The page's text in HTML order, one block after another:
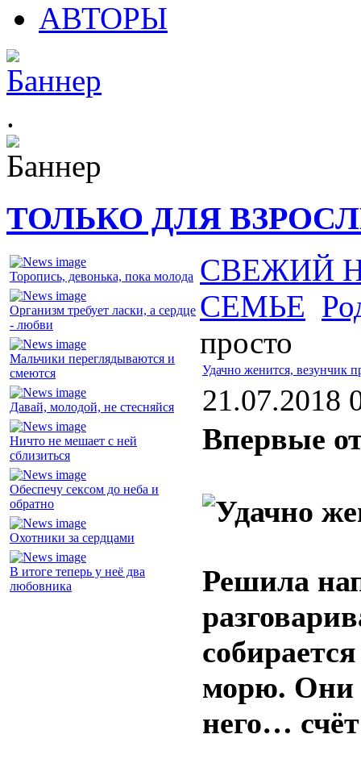
АВТОРЫ
.
ТОЛЬКО ДЛЯ
Торопись, девонька, пока молода
Организм требует ласки, а сердце
- любви
Мальчики переглядываются и
смеются
Давай, молодой, не стесняйся
Ничто не мешает с ней
сблизиться
Обеспечу сексом до неба и
обратно
Охотники за сердцами
В итоге теперь у неё два
любовника
СВЕЖИЙ
СЕМЬЕ
просто
Удачно женится, везунчик
21.07.2018
Впервые
Решила
морю. Они
него…